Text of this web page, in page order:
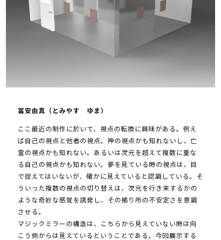
冨安由真（とみやす ゆま）
ここ最近の制作に於いて、視点の転換に興味がある。例え
ば自己の視点と他者の視点。神の視点かも知れないし、亡
霊の視点かも知れない。あるいは次元を超えて複数に重な
る自己の視点かも知れない。夢を見ている時の視点は、目
で捉えてはいないが、確かに見えていると認識している。そ
ういった複数の視点の切り替えは、次元を行き来するかの
ような奇妙な感覚を誘発し、その拠り所の不安定さを意識
させる。
マジックミラーの構造は、こちらから見えていない時は向
こう側からは見えているということである。今回展示する